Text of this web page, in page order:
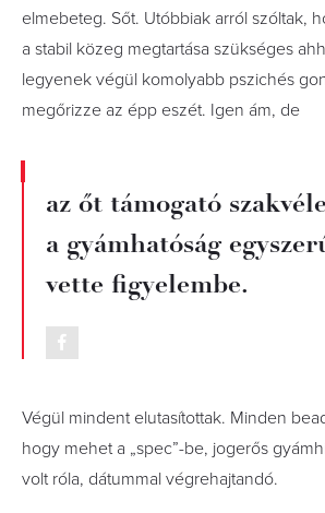
elmebeteg. Sőt. Utóbbiak arról szóltak,
a stabil közeg megtartása szükséges
legyenek végül komolyabb pszichés
megőrizze az épp eszét. Igen ám, de
az őt támogató
a gyámhatóság
vette ﬁgyelembe.
Végül mindent elutasítottak. Minden
hogy mehet a „spec”-be, jogerős
volt róla, dátummal végrehajtandó.